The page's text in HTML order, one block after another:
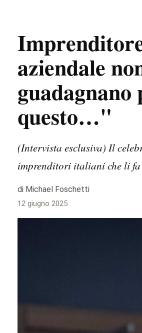
aziendale
guadagnano
questo…"
(Intervista esclusiva) Il
imprenditori italiani che li
di Michael Foschetti
12 giugno 2025